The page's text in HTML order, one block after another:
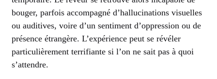
bouger, parfois accompagné d’hallucinations visuelles
ou auditives, voire d’un sentiment d’oppression ou de
présence étrangère. L’expérience peut se révéler
particulièrement terrifiante si l’on ne sait pas à quoi
s’attendre.